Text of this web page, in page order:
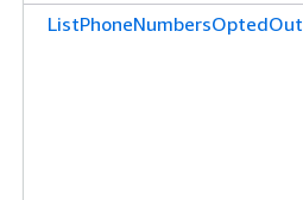
ListPhoneNumbersOptedOut